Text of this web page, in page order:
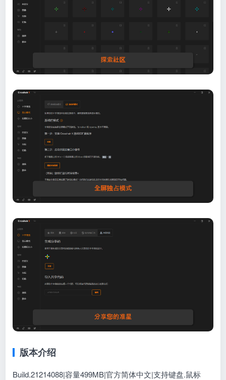
版本介绍
Build.21214088|容量499MB|官方简体中文|支持键盘.鼠标